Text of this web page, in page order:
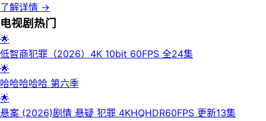
#电影 #剧情 #动作 #犯罪 #悬疑 #前传 #吴彦祖 #吴慷仁 #刘
俊谦 #谢霆锋⬇️【评论区可搜索】 | 🔍网盘专搜
队高层权力博弈的序幕。💾夸克网盘📁 大小：X🏷 标签：#电影
⬇️【评论区可搜索】 | 🔍网盘专搜
之间爆发了一场有史以来最伟大的战争。命运的齿轮开始转动，
那些天赋异禀的&少年，早已身在局中。·💾夸克网盘| 💾百度网
盘| 💿迅雷网盘·📁 大小：9.7GB🏷 标签：#动作 #动画 #奇幻 #
冒险 #古装 #山海经密码⬇️【评论区可搜索】 | 🔍网盘专搜
了解详情 →
电视剧 热门
🌟
低智商犯罪（2026）4K 10bit 60FPS 全24集
🌟
哈哈哈哈哈 第六季
🌟
悬案 (2026)剧情 悬疑 犯罪 4KHQHDR60FPS 更新13集